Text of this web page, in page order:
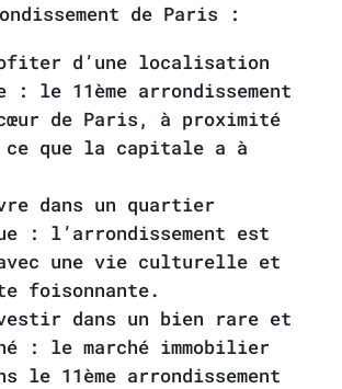
de Paris :
d’une localisation
: le 11ème arrondissement
de Paris, à proximité
que la capitale a à
dans un quartier
: l’arrondissement est
une vie culturelle et
foisonnante.
dans un bien rare et
: le marché immobilier
le 11ème arrondissement